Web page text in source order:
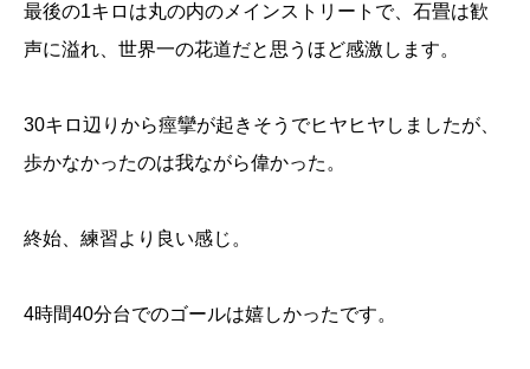
最後の1キロは丸の内のメインストリートで、石畳は歓
声に溢れ、世界一の花道だと思うほど感激します。
30キロ辺りから痙攣が起きそうでヒヤヒヤしましたが、
歩かなかったのは我ながら偉かった。
終始、練習より良い感じ。
4時間40分台でのゴールは嬉しかったです。